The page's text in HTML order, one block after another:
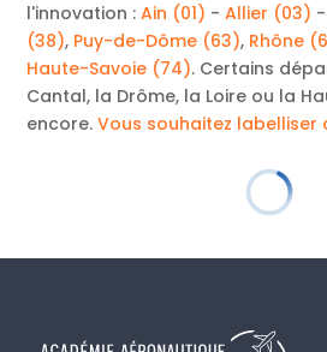
l'innovation :Ain (01) -Allier (03)
(38), Puy-de-Dôme (63), Rhône
Haute-Savoie (74). Certains
Cantal, la Drôme, la Loire ou la
encore.Vous souhaitez labelliser